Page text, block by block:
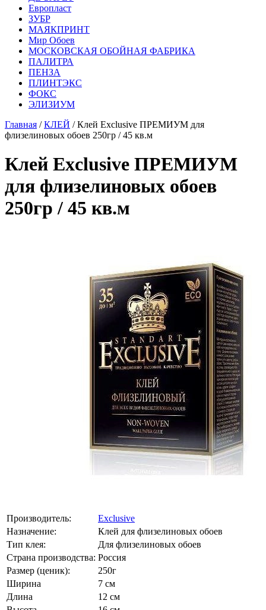
Европласт
ЗУБР
МАЯКПРИНТ
Мир Обоев
МОСКОВСКАЯ ОБОЙНАЯ ФАБРИКА
ПАЛИТРА
ПЕНЗА
ПЛИНТЭКС
ФОКС
ЭЛИЗИУМ
Главная /КЛЕЙ / Клей Exclusive ПРЕМИУМ для
флизелиновых обоев 250гр / 45 кв.м
Клей Exclusive ПРЕМИУМ
для флизелиновых обоев
250гр / 45 кв.м
Производитель:
Exclusive
Назначение:
Клей для флизелиновых обоев
Тип клея:
Для флизелиновых обоев
Страна производства: Россия
Размер (ценик):
250г
Ширина
7 см
Длина
12 см